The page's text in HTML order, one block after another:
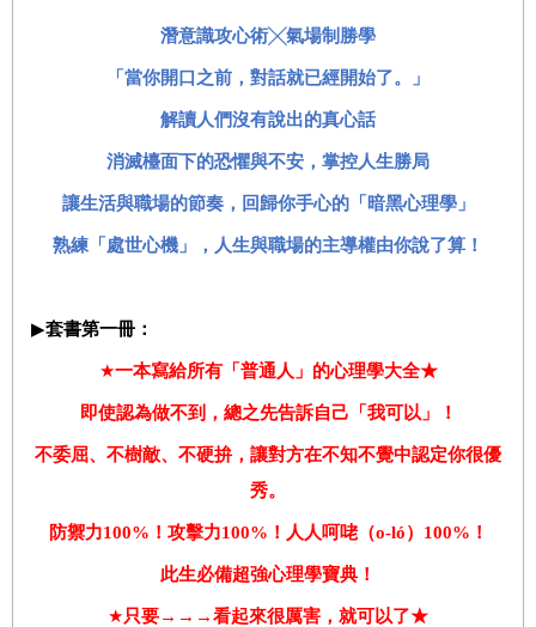
潛意識攻心術╳氣場制勝學
「當你開口之前，對話就已經開始了。」
解讀人們沒有說出的真心話
消滅檯面下的恐懼與不安，掌控人生勝局
讓生活與職場的節奏，回歸你手心的「暗黑心理學」
熟練「處世心機」，人生與職場的主導權由你說了算！
▶套書第一冊：
★一本寫給所有「普通人」的心理學大全★
即使認為做不到，總之先告訴自己「我可以」！
不委屈、不樹敵、不硬拚，讓對方在不知不覺中認定你很優
秀。
防禦力100% ！攻擊力100% ！人人呵咾（o-ló） 100% ！
此生必備超強心理學寶典！
★只要→→→看起來很厲害，就可以了★